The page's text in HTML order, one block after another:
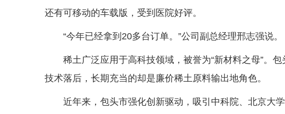
还有可移动的车载版，受到医院好评。
“今年已经拿到20多台订单。”公司副总经理邢志强说。
稀土广泛应用于高科技领域，被誉为“新材料之母”。
技术落后，长期充当的却是廉价稀土原料输出地角色。
近年来，包头市强化创新驱动，吸引中科院、北京大